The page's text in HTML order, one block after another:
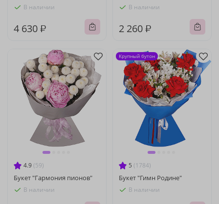
В наличии
4 630 ₽
В наличии
2 260 ₽
4.9 (59)
Букет "Гармония пионов"
В наличии
5 (1784)
Букет "Гимн Родине"
В наличии
Крупный бутон